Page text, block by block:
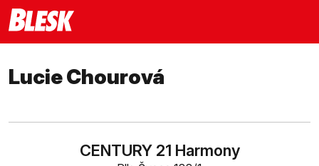
Lucie Chourová
CENTURY 21 Harmony